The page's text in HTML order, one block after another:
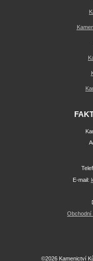
E-mail:
Obchodní
©2026 Kamenictví